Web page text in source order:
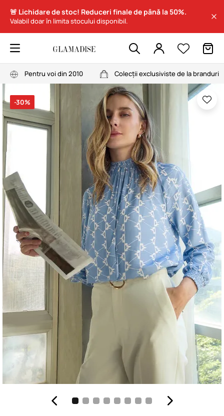
🚨 Lichidare de stoc! Reduceri finale de până la 50%.
Valabil doar în limita stocului disponibil.
Pentru voi din 2010 Colecții exclusiviste de la branduri
-30%